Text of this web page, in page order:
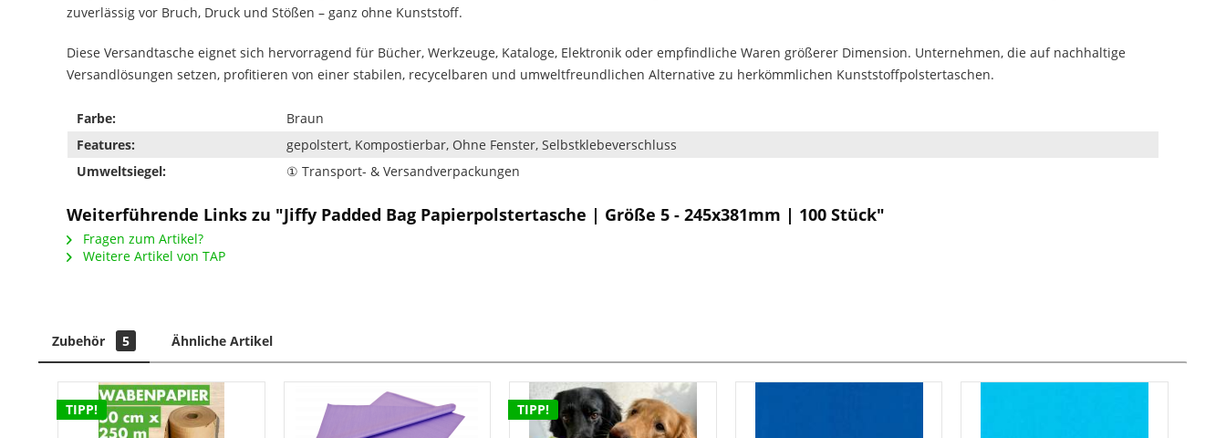
zuverlässig vor Bruch, Druck und Stößen – ganz ohne Kunststoff.
Diese Versandtasche eignet sich hervorragend für Bücher, Werkzeuge, Kataloge, Elektronik oder empfindliche Waren größerer Dimension. Unternehmen, die auf nachhaltige
Versandlösungen setzen, profitieren von einer stabilen, recycelbaren und umweltfreundlichen Alternative zu herkömmlichen Kunststoffpolstertaschen.
Farbe:
Braun
Features:
gepolstert, Kompostierbar, Ohne Fenster, Selbstklebeverschluss
Umweltsiegel:
① Transport- & Versandverpackungen
Weiterführende Links zu "Jiffy Padded Bag Papierpolstertasche | Größe 5 - 245x381mm | 100 Stück"
Fragen zum Artikel?
Weitere Artikel von TAP
Zubehör 5 Ähnliche Artikel
TIPP! TIPP!